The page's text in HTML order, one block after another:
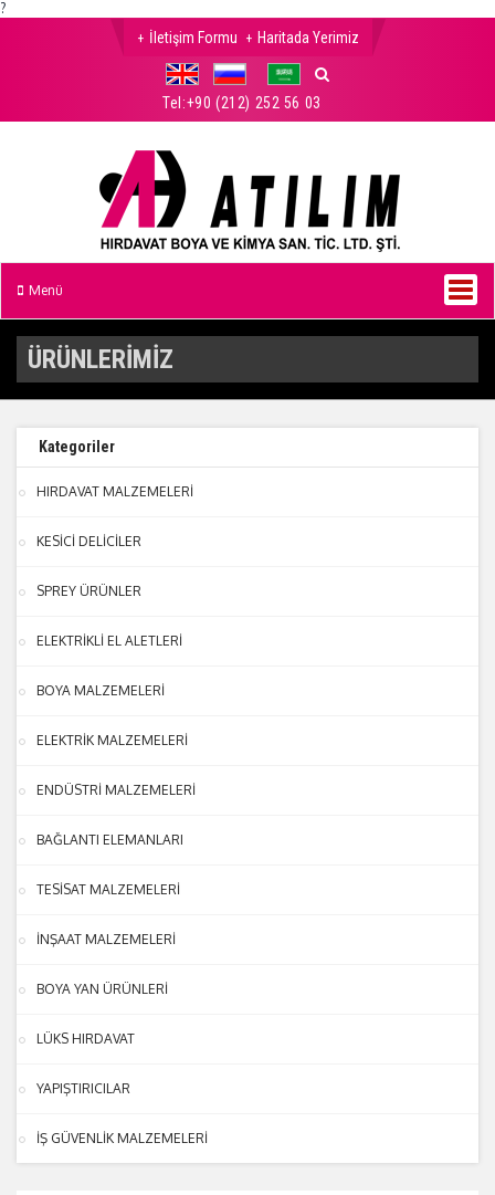
?
Tel:+90 (212) 252 56 03
İletişim Formu Haritada Yerimiz
Menü
ÜRÜNLERİMİZ
Kategoriler
HIRDAVAT MALZEMELERİ
KESİCİ DELİCİLER
SPREY ÜRÜNLER
ELEKTRİKLİ EL ALETLERİ
BOYA MALZEMELERİ
ELEKTRİK MALZEMELERİ
ENDÜSTRİ MALZEMELERİ
BAĞLANTI ELEMANLARI
TESİSAT MALZEMELERİ
İNŞAAT MALZEMELERİ
BOYA YAN ÜRÜNLERİ
LÜKS HIRDAVAT
YAPIŞTIRICILAR
İŞ GÜVENLİK MALZEMELERİ